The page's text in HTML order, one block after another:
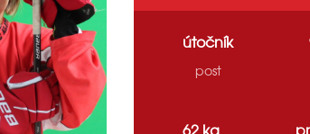
útočník
post
62 kg